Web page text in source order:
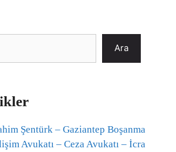
Ara
Şentürk – Gaziantep Boşanma
Avukatı – Ceza Avukatı – İcra